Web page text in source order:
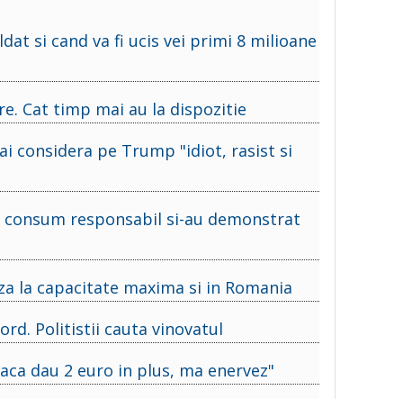
si cand va fi ucis vei primi 8 milioane
Cat timp mai au la dispozitie
considera pe Trump "idiot, rasist si
responsabil si-au demonstrat
la capacitate maxima si in Romania
Politistii cauta vinovatul
dau 2 euro in plus, ma enervez"